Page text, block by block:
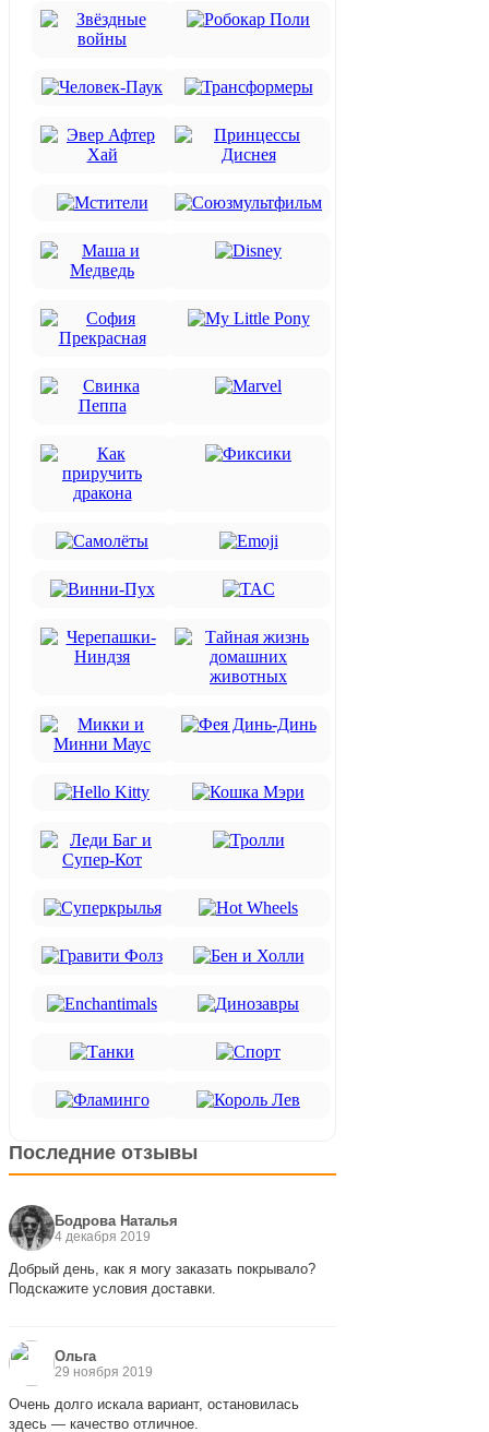
Последние отзывы
Бодрова Наталья
4 декабря 2019
Добрый день, как я могу заказать покрывало?
Подскажите условия доставки.
Ольга
29 ноября 2019
Очень долго искала вариант, остановилась
здесь — качество отличное.